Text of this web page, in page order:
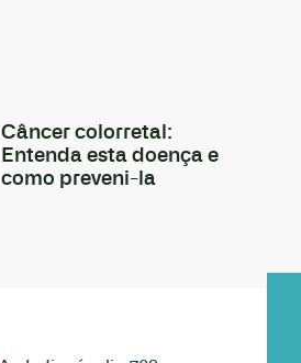
Câncer colorretal:
Entenda esta doença e
como preveni-la